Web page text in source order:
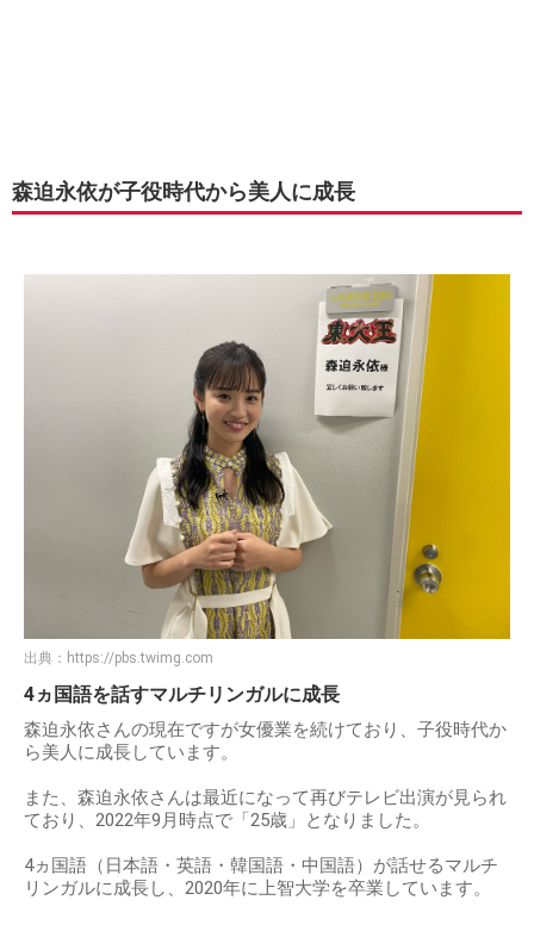
森迫永依が子役時代から美人に成長
出典： https://pbs.twimg.com
4ヵ国語を話すマルチリンガルに成長
森迫永依さんの現在ですが女優業を続けており、子役時代か
ら美人に成長しています。
また、森迫永依さんは最近になって再びテレビ出演が見られ
ており、2022年9月時点で「25歳」となりました。
4ヵ国語（日本語・英語・韓国語・中国語）が話せるマルチ
リンガルに成長し、2020年に上智大学を卒業しています。